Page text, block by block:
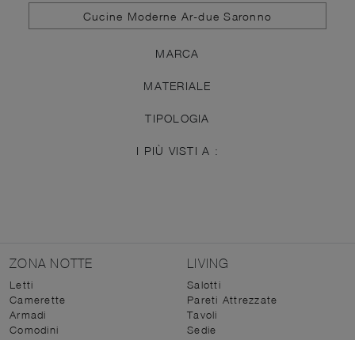
Cucine Moderne Ar-due Saronno
MARCA
MATERIALE
TIPOLOGIA
I PIÙ VISTI A :
ZONA NOTTE
Letti
Camerette
Armadi
Comodini
LIVING
Salotti
Pareti Attrezzate
Tavoli
Sedie